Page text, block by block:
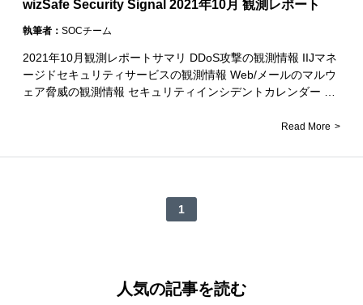
wizSafe Security Signal 2021年10月 観測レポート
執筆者： SOCチーム
2021年10月観測レポートサマリ DDoS攻撃の観測情報 IIJマネ
ージドセキュリティサービスの観測情報 Web/メールのマルウ
ェア脅威の観測情報 セキュリティインシデントカレンダー …
Read More
1
人気の記事を読む